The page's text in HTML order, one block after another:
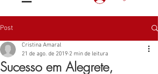
Post
Sucesso em Alegrete,
Cristina Amaral
21 de ago. de 2019 2 min de leitura